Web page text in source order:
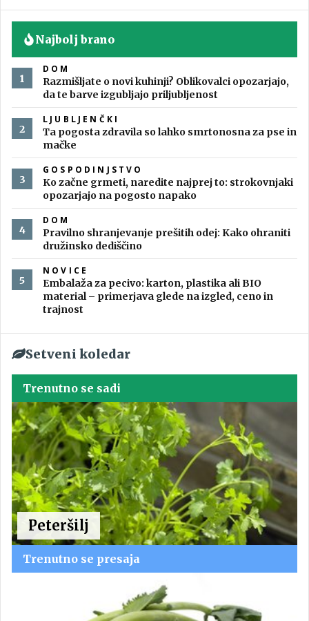
Najbolj brano
DOM
Razmišljate o novi kuhinji? Oblikovalci opozarjajo,
da te barve izgubljajo priljubljenost
LJUBLJENČKI
Ta pogosta zdravila so lahko smrtonosna za pse in
mačke
GOSPODINJSTVO
Ko začne grmeti, naredite najprej to: strokovnjaki
opozarjajo na pogosto napako
DOM
Pravilno shranjevanje prešitih odej: Kako ohraniti
družinsko dediščino
NOVICE
Embalaža za pecivo: karton, plastika ali BIO
material – primerjava glede na izgled, ceno in
trajnost
Setveni koledar
Trenutno se sadi
Peteršilj
Trenutno se presaja